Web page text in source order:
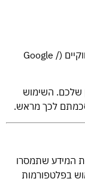
התאמת פרסומות במסגרת קמפיינים שיווקיים (Google /
שלכם. השימוש
לכך מראש.
המידע שתמסרו
בפלטפורמות